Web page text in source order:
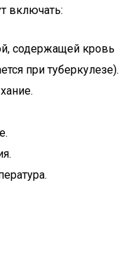
включать:
содержащей кровь
при туберкулезе).